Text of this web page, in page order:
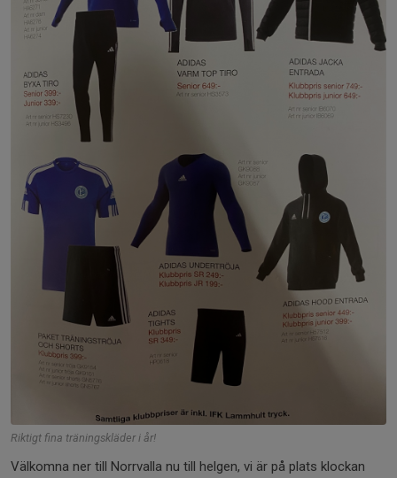
Riktigt fina träningskläder i år!
Välkomna ner till Norrvalla nu till helgen, vi är på plats klockan